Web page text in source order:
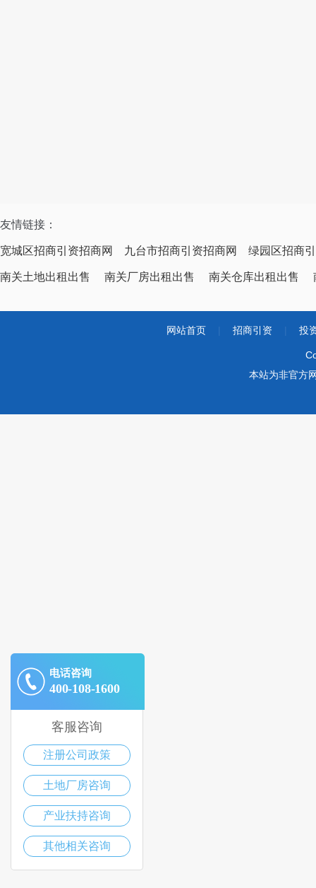
友情链接：
宽城区招商引资招商网 九台市招商引资招商网 绿园区招商
南关土地出租出售 南关厂房出租出售 南关仓库出租出售
网站首页 招商引资 投
本站为非官方
电话咨询
400-108-1600
客服咨询
注册公司政策
土地厂房咨询
产业扶持咨询
其他相关咨询